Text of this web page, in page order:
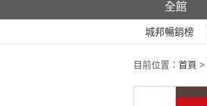
全館
城邦暢銷榜
目前位置： 首頁 >